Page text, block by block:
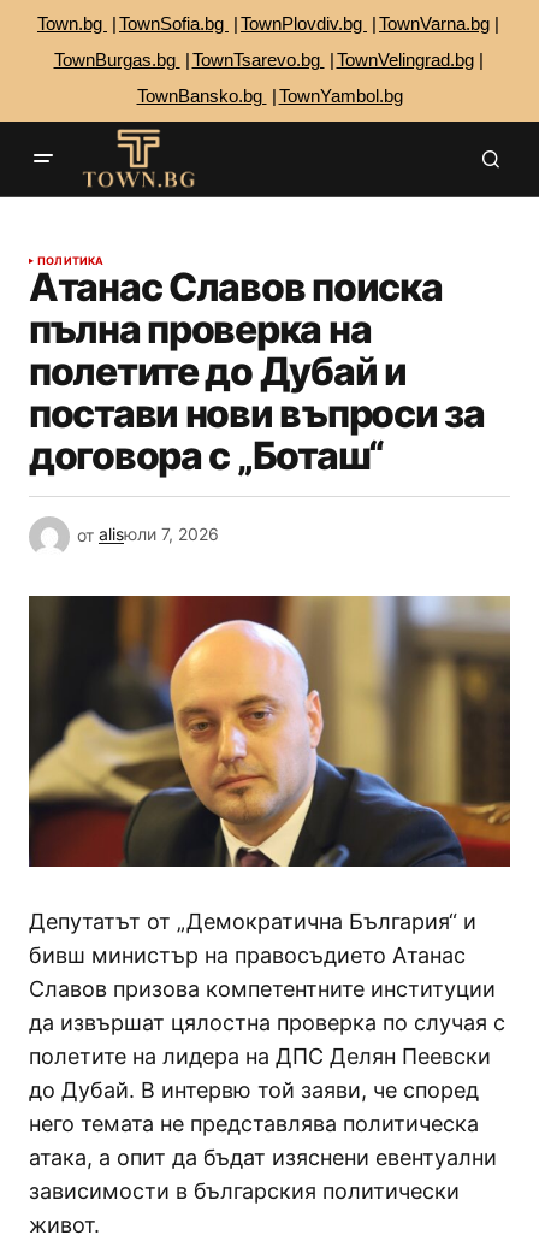
Town.bg TownSofia.bg TownPlovdiv.bg
TownVarna.bg
TownBurgas.bg
TownTsarevo.bg
TownVelingrad.bg
TownBansko.bg
TownYambol.bg
ПОЛИТИКА
Атанас Славов поиска
пълна проверка на
полетите до Дубай и
постави нови въпроси за
договора с „Боташ“
от alisюли 7, 2026
Депутатът от „Демократична България“ и
бивш министър на правосъдието Атанас
Славов призова компетентните институции
да извършат цялостна проверка по случая с
полетите на лидера на ДПС Делян Пеевски
до Дубай. В интервю той заяви, че според
него темата не представлява политическа
атака, а опит да бъдат изяснени евентуални
зависимости в българския политически
живот.